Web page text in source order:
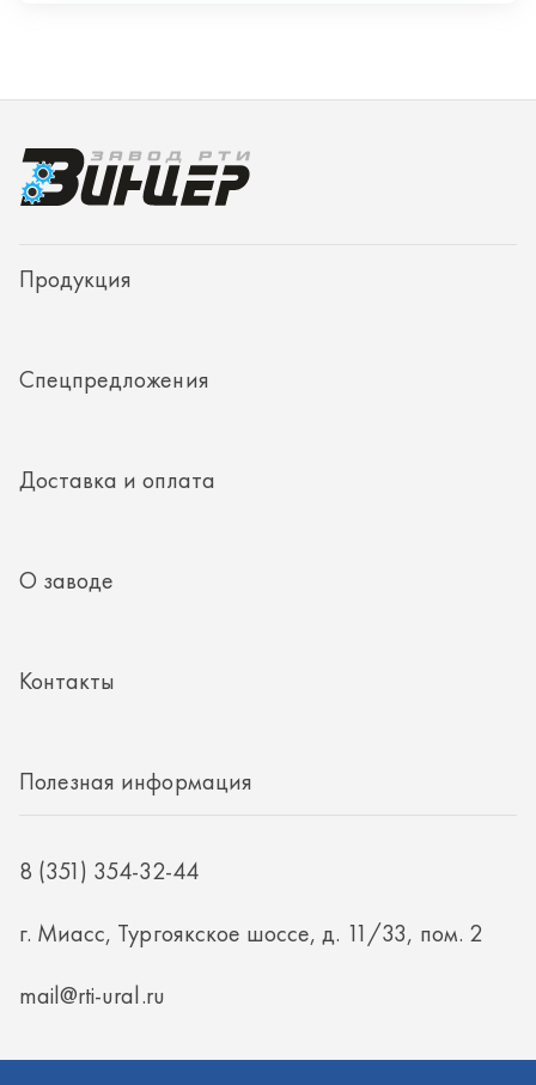
Спецпредложения
Доставка и оплата
8 (351) 354-32-44
ИНН 7415101168
ОГРН 1187456037768
Политика конфиденциальности